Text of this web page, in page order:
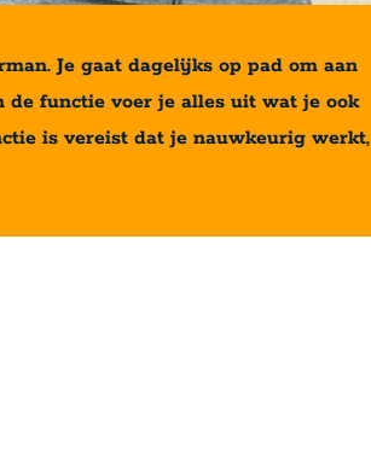
Je gaat dagelijks op pad om aan
functie voer je alles uit wat je ook
is vereist dat je nauwkeurig werkt,